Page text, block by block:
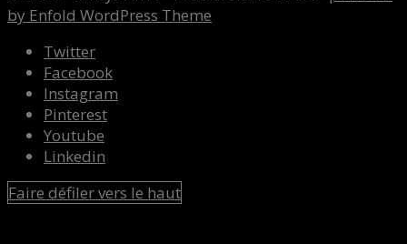
by Enfold WordPress Theme
Twitter
Facebook
Instagram
Pinterest
Youtube
Linkedin
Faire défiler vers le haut